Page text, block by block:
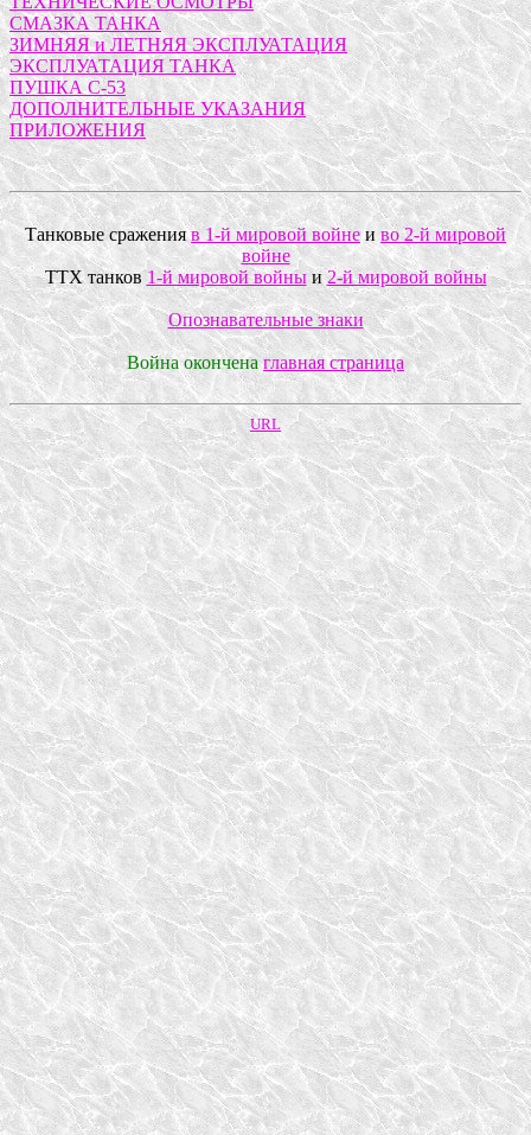
СМАЗКА ТАНКА
ЗИМНЯЯ и ЛЕТНЯЯ ЭКСПЛУАТАЦИЯ
ЭКСПЛУАТАЦИЯ ТАНКА
ПУШКА С-53
ДОПОЛНИТЕЛЬНЫЕ УКАЗАНИЯ
ПРИЛОЖЕНИЯ
Танковые сраженияв 1-й мировой войне и во 2-й мировой
войне
ТТХ танков 1-й мировой войныи2-й мировой войны
Опознавательные знаки
Война окончена главная страница
URL